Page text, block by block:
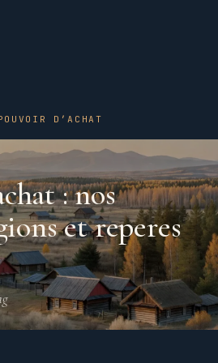
D’ACHAT
: nos
et reperes